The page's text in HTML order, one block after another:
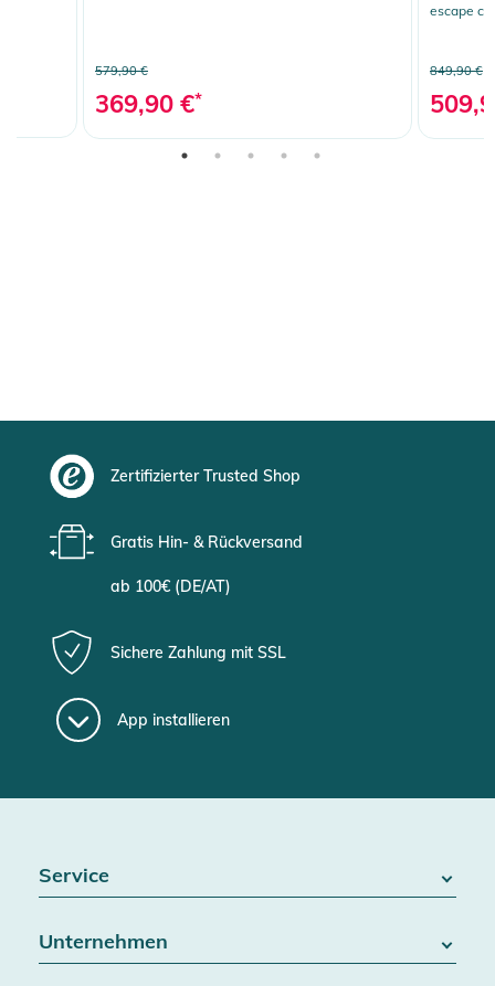
579,90 €
369,90 €*
escape
849,90 €
Zertifizierter Trusted Shop
Gratis Hin- & Rückversand
ab 100€ (DE/AT)
Sichere Zahlung mit SSL
App installieren
Service
Batteriegesetz
Unternehmen